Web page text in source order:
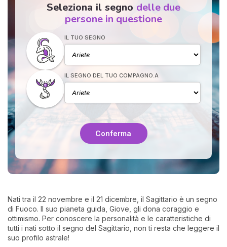
Seleziona il segno delle due
persone in questione
IL TUO SEGNO
IL SEGNO DEL TUO COMPAGNO.A
Conferma
Nati tra il 22 novembre e il 21 dicembre, il Sagittario è un segno
di Fuoco. Il suo pianeta guida, Giove, gli dona coraggio e
ottimismo. Per conoscere la personalità e le caratteristiche di
tutti i nati sotto il segno del Sagittario, non ti resta che leggere il
suo profilo astrale!